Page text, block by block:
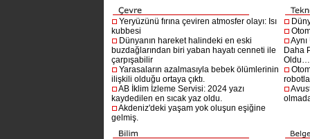
Yeryüzünü fırına çeviren atmosfer olayı: Isı
kubbesi
Dünyanın hareket halindeki en eski
buzdağlarından biri yaban hayatı cenneti ile
çarpışabilir
Yarasaların azalmasıyla bebek ölümlerinin
ilişkili olduğu ortaya çıktı.
AB İklim İzleme Servisi: 2024 yazı
kaydedilen en sıcak yaz oldu.
Akdeniz'deki yaşam yok oluşun eşiğine
gelmiş.
Daha
Oldu…